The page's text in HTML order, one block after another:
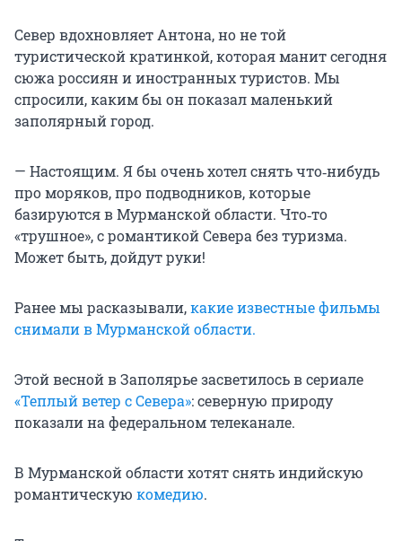
Север вдохновляет Антона, но не той
туристической кратинкой, которая манит сегодня
сюжа россиян и иностранных туристов. Мы
спросили, каким бы он показал маленький
заполярный город.
— Настоящим. Я бы очень хотел снять что‑нибудь
про моряков, про подводников, которые
базируются в Мурманской области. Что‑то
«трушное», с романтикой Севера без туризма.
Может быть, дойдут руки!
Ранее мы расказывали,какие известные фильмы
снимали в Мурманской области.
Этой весной в Заполярье засветилось в сериале
«Теплый ветер с Севера»: северную природу
показали на федеральном телеканале.
В Мурманской области хотят снять индийскую
романтическую комедию.